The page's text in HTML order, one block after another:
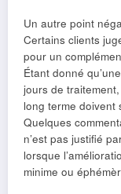
Un autre point
Certains clients
pour un
Étant donné
jours de
long terme doivent
Quelques
n’est pas justifié
lorsque
minime ou